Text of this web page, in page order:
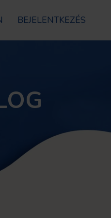
BEJELENTKEZÉS